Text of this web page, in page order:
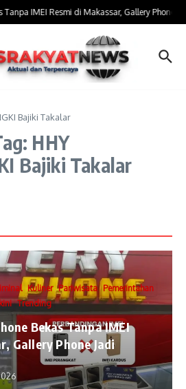
IMEI Resmi di Makassar, Gallery Phone
Bajiki Takalar
HHY
Bajiki Takalar
Kuliner Pariwisata Pemerintahan
Trending
Bekas Tanpa IMEI
Gallery Phone Jadi